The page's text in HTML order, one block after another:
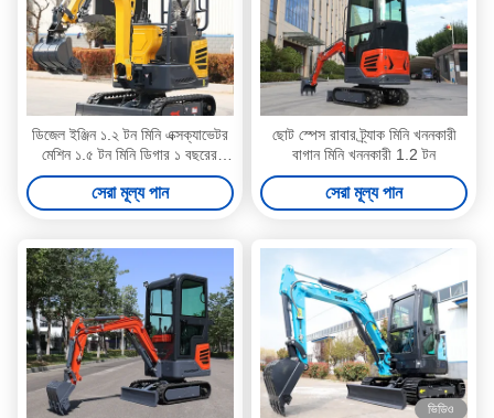
ডিজেল ইঞ্জিন ১.২ টন মিনি এক্সক্যাভেটর
মেশিন ১.৫ টন মিনি ডিগার ১ বছরের
ওয়ারেন্টি
সেরা মূল্য পান
ছোট স্পেস রাবার ট্র্যাক মিনি খননকারী
বাগান মিনি খননকারী 1.2 টন
সেরা মূল্য পান
ভিডিও